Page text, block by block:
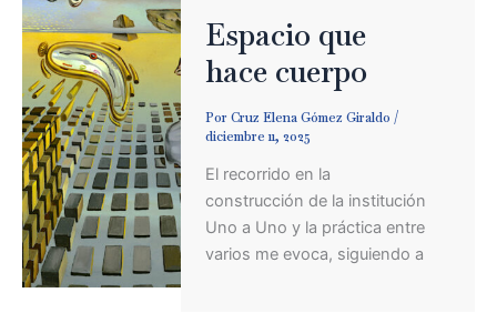
Espacio que
hace cuerpo
Por Cruz Elena Gómez Giraldo /
diciembre 11, 2025
El recorrido en la
construcción de la institución
Uno a Uno y la práctica entre
varios me evoca, siguiendo a